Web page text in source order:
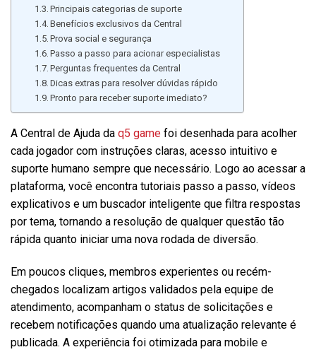
Principais categorias de suporte
Benefícios exclusivos da Central
Prova social e segurança
Passo a passo para acionar especialistas
Perguntas frequentes da Central
Dicas extras para resolver dúvidas rápido
Pronto para receber suporte imediato?
A Central de Ajuda da q5 game foi desenhada para acolher
cada jogador com instruções claras, acesso intuitivo e
suporte humano sempre que necessário. Logo ao acessar a
plataforma, você encontra tutoriais passo a passo, vídeos
explicativos e um buscador inteligente que filtra respostas
por tema, tornando a resolução de qualquer questão tão
rápida quanto iniciar uma nova rodada de diversão.
Em poucos cliques, membros experientes ou recém-
chegados localizam artigos validados pela equipe de
atendimento, acompanham o status de solicitações e
recebem notificações quando uma atualização relevante é
publicada. A experiência foi otimizada para mobile e